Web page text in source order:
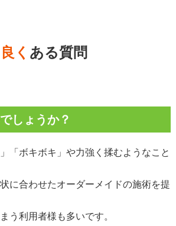
良く ある質問
しょうか？
「ボキボキ」や力強く揉むようなこと
に合わせたオーダーメイドの施術を提
う利用者様も多いです。